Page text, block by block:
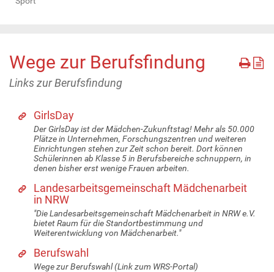
Wege zur Berufsfindung
Links zur Berufsfindung
GirlsDay
Der GirlsDay ist der Mädchen-Zukunftstag! Mehr als 50.000
Plätze in Unternehmen, Forschungszentren und weiteren
Einrichtungen stehen zur Zeit schon bereit. Dort können
Schülerinnen ab Klasse 5 in Berufsbereiche schnuppern, in
denen bisher erst wenige Frauen arbeiten.
Landesarbeitsgemeinschaft Mädchenarbeit
in NRW
"Die Landesarbeitsgemeinschaft Mädchenarbeit in NRW e.V.
bietet Raum für die Standortbestimmung und
Weiterentwicklung von Mädchenarbeit."
Berufswahl
Wege zur Berufswahl (Link zum WRS-Portal)